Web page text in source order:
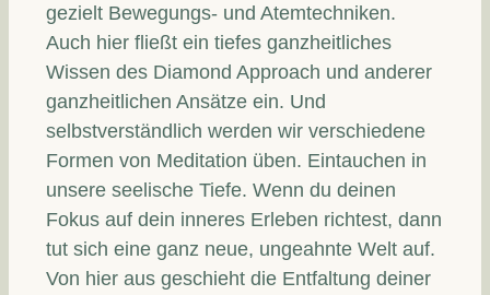
gezielt Bewegungs- und Atemtechniken.
Auch hier fließt ein tiefes ganzheitliches
Wissen des Diamond Approach und anderer
ganzheitlichen Ansätze ein. Und
selbstverständlich werden wir verschiedene
Formen von Meditation üben. Eintauchen in
unsere seelische Tiefe. Wenn du deinen
Fokus auf dein inneres Erleben richtest, dann
tut sich eine ganz neue, ungeahnte Welt auf.
Von hier aus geschieht die Entfaltung deiner